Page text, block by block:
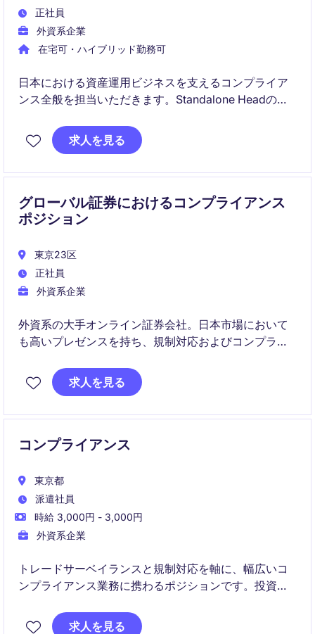
正社員
外資系企業
在宅可・ハイブリッド勤務可
日本における資産運用ビジネスを支えるコンプライア
ンス全般を担当いただきます。Standalone Headの立
なポジションです。
求人を見る
グローバル証券におけるコンプライアンス
ポジション
東京23区
正社員
外資系企業
外資系の大手オンライン証券会社。日本市場において
も高いプレゼンスを持ち、規制対応およびコンプライ
求人を見る
コンプライアンス
東京都
派遣社員
時給 3,000円 - 3,000円
外資系企業
トレードサーベイランスと規制対応を軸に、幅広いコ
ンプライアンス業務に携わるポジションです。投資チ
も関与できます。
求人を見る